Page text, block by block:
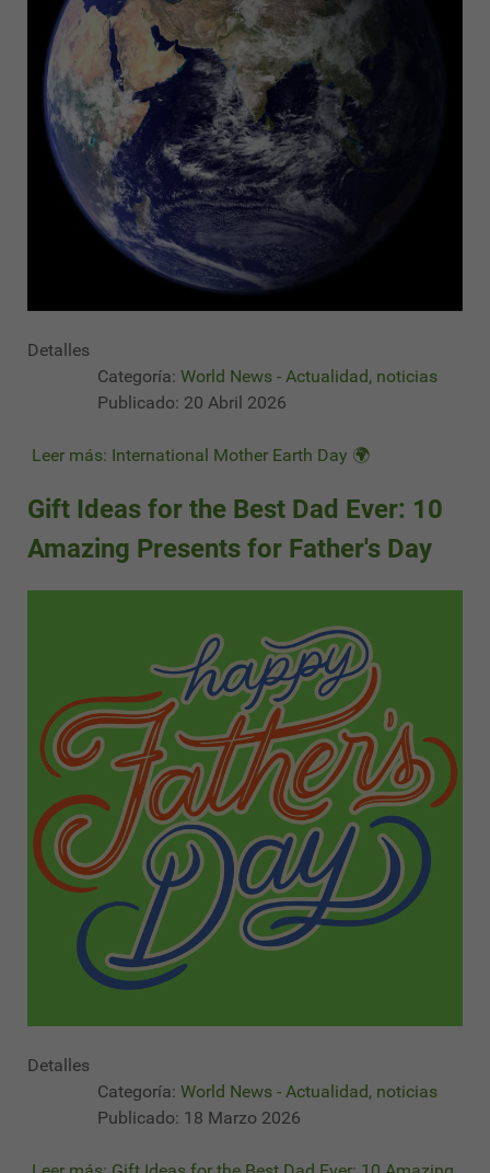
Detalles
Categoría: World News - Actualidad, noticias
Publicado: 20 Abril 2026
Leer más: International Mother Earth Day 🌍
Gift Ideas for the Best Dad Ever: 10
Amazing Presents for Father's Day
Detalles
Categoría: World News - Actualidad, noticias
Publicado: 18 Marzo 2026